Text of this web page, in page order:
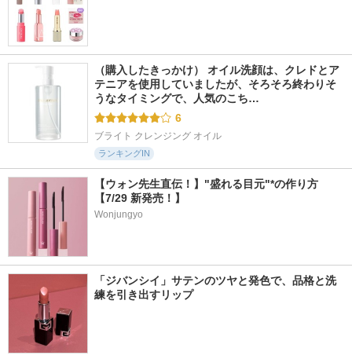
（購入したきっかけ） オイル洗顔は、クレドとア
テニアを使用していましたが、そろそろ終わりそ
うなタイミングで、人気のこち…
6
ブライト クレンジング オイル
ランキングIN
【ウォン先生直伝！】"盛れる目元"*の作り方
【7/29 新発売！】
Wonjungyo
「ジバンシイ」サテンのツヤと発色で、品格と洗
練を引き出すリップ